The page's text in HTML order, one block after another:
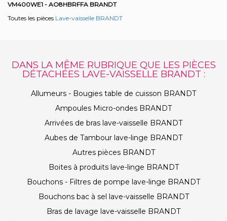
VM400WE1 - AO8HBRFFA BRANDT
Toutes les pièces Lave-vaisselle BRANDT
DANS LA MÊME RUBRIQUE QUE LES PIÈCES
DÉTACHÉES LAVE-VAISSELLE BRANDT :
Allumeurs - Bougies table de cuisson BRANDT
Ampoules Micro-ondes BRANDT
Arrivées de bras lave-vaisselle BRANDT
Aubes de Tambour lave-linge BRANDT
Autres pièces BRANDT
Boites à produits lave-linge BRANDT
Bouchons - Filtres de pompe lave-linge BRANDT
Bouchons bac à sel lave-vaisselle BRANDT
Bras de lavage lave-vaisselle BRANDT